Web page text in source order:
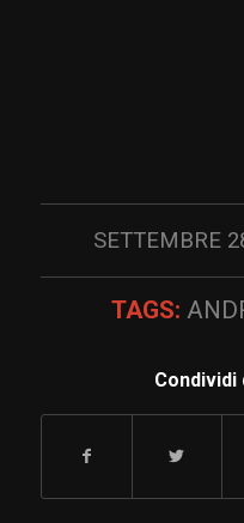
SETTEMBRE
TAGS: